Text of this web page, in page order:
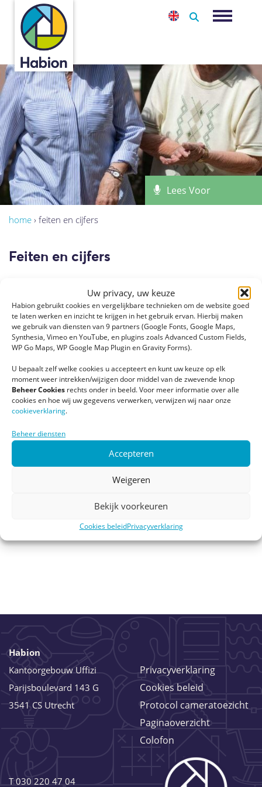
Uw privacy, uw keuze
Habion gebruikt cookies en vergelijkbare technieken om de website goed
te laten werken en inzicht te krijgen in het gebruik ervan. Hierbij maken
we gebruik van diensten van 9 partners (Google Fonts, Google Maps,
Synthesia, Vimeo en YouTube, en plugins zoals Advanced Custom Fields,
WP Go Maps, WP Google Map Plugin en Gravity Forms).
U bepaalt zelf welke cookies u accepteert en kunt uw keuze op elk
moment weer intrekken/wijzigen door middel van de zwevende knop
Beheer Cookies rechts onder in beeld. Voor meer informatie over alle
cookies en hoe wij uw gegevens verwerken, verwijzen wij naar onze
cookieverklaring.
Beheer diensten
Accepteren
Weigeren
Bekijk voorkeuren
Cookies beleidPrivacyverklaring
Toggle
Lees Voor
home › feiten en cijfers
Feiten en cijfers
Meer informatie over de feiten en cijfers van Habion.
Benieuwd naar de belangrijke cijfers over 2025?Klik hier .
Habion
Kantoorgebouw Uffizi
Parijsboulevard 143 G
3541 CS Utrecht
Privacyverklaring
Cookies beleid
Protocol cameratoezicht
Paginaoverzicht
Colofon
T030 220 47 04